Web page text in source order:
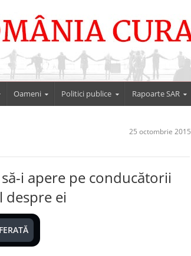
Oameni Politici publice Rapoarte SAR
25 octombrie 2015
i apere pe conducătorii
despre ei